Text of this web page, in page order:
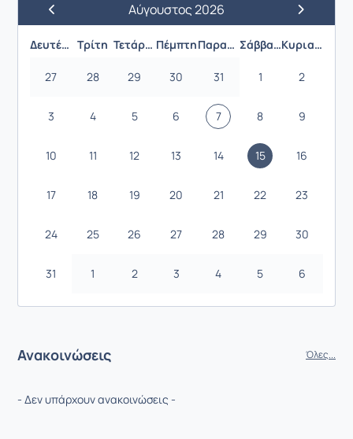
Προηγούμενος ΜήναςΑύγουστος 2026
Επόμενος
Δευτέρα Τρίτη Τετάρτη Πέμπτη Παρασκευή Σάββατο Κυριακή
27 28 29 30 31 1 2
3 4 5 6 7 8 9
10 11 12 13 14 15 16
17 18 19 20 21 22 23
24 25 26 27 28 29 30
31 1 2 3 4 5 6
Ανακοινώσεις Όλες...
- Δεν υπάρχουν ανακοινώσεις -